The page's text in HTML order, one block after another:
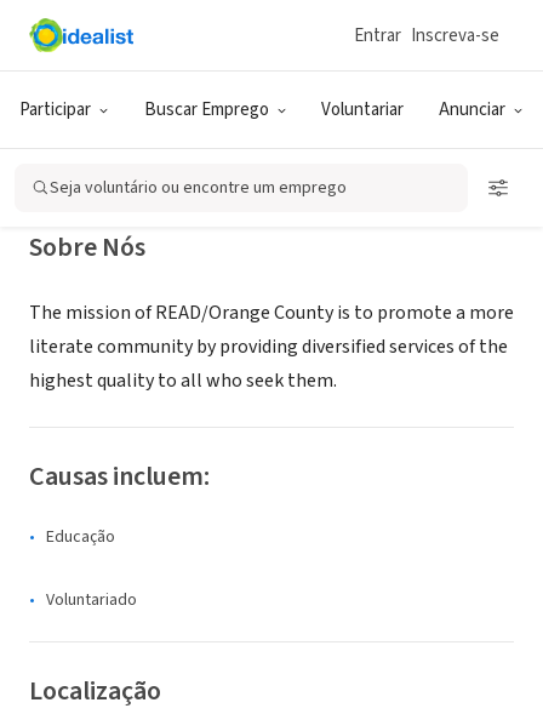
Participar Buscar Emprego Voluntariar Anunciar
Entrar Inscreva-se
Seja voluntário ou encontre um emprego
ONG (SETOR SOCIAL)
READ/Orange County
Sobre Nós
The mission of READ/Orange County is to promote a more
literate community by providing diversified services of the
highest quality to all who seek them.
Causas incluem:
Educação
Voluntariado
Localização